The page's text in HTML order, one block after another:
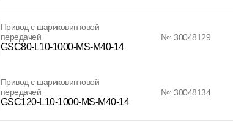
Привод с шариковинтовой
передачей
GSC80-L10-1000-MS-M40-14
№: 30048129
Привод с шариковинтовой
передачей
GSC120-L10-1000-MS-M40-14
№: 30048134